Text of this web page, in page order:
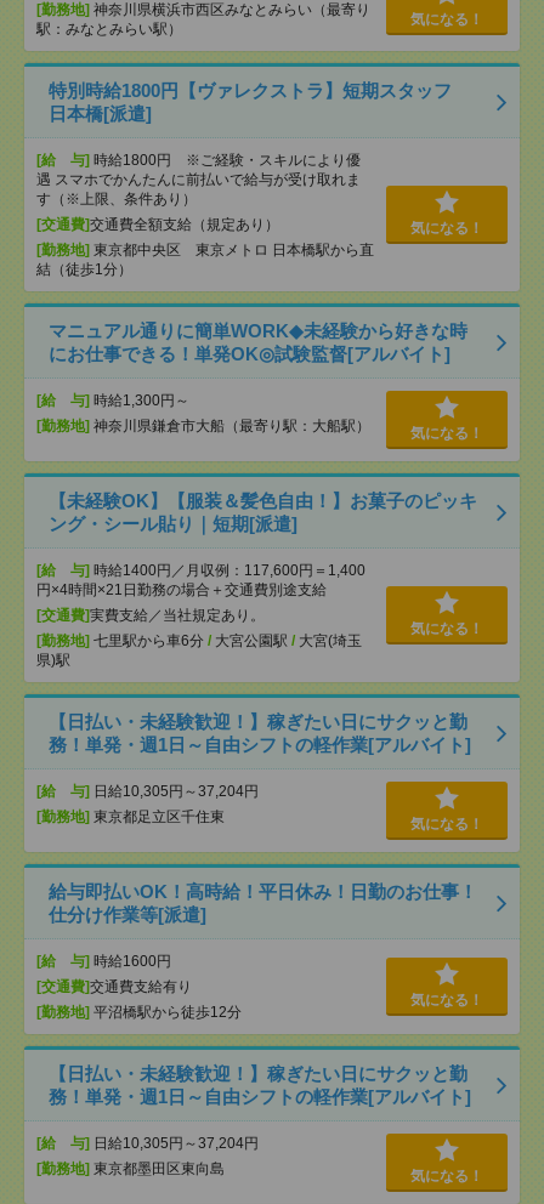
[勤務地] 神奈川県横浜市西区みなとみらい（最寄り
駅：みなとみらい駅）
気になる！
特別時給1800円【ヴァレクストラ】短期スタッフ
日本橋[派遣]
[給 与] 時給1800円 ※ご経験・スキルにより優
遇 スマホでかんたんに前払いで給与が受け取れま
す（※上限、条件あり）
[交通費]交通費全額支給（規定あり）
[勤務地] 東京都中央区 東京メトロ 日本橋駅から直
結（徒歩1分）
気になる！
マニュアル通りに簡単WORK◆未経験から好きな時
にお仕事できる！単発OK◎試験監督[アルバイト]
[給 与] 時給1,300円～
[勤務地] 神奈川県鎌倉市大船（最寄り駅：大船駅） 気になる！
【未経験OK】【服装＆髪色自由！】お菓子のピッキ
ング・シール貼り｜短期[派遣]
[給 与] 時給1400円／月収例：117,600円＝1,400
円×4時間×21日勤務の場合＋交通費別途支給
[交通費]実費支給／当社規定あり。
[勤務地] 七里駅から車6分 / 大宮公園駅 / 大宮(埼玉
県)駅
気になる！
【日払い・未経験歓迎！】稼ぎたい日にサクッと勤
務！単発・週1日～自由シフトの軽作業[アルバイト]
[給 与] 日給10,305円～37,204円
[勤務地] 東京都足立区千住東 気になる！
給与即払いOK！高時給！平日休み！日勤のお仕事！
仕分け作業等[派遣]
[給 与] 時給1600円
[交通費]交通費支給有り
[勤務地] 平沼橋駅から徒歩12分
気になる！
【日払い・未経験歓迎！】稼ぎたい日にサクッと勤
務！単発・週1日～自由シフトの軽作業[アルバイト]
[給 与] 日給10,305円～37,204円
[勤務地] 東京都墨田区東向島 気になる！